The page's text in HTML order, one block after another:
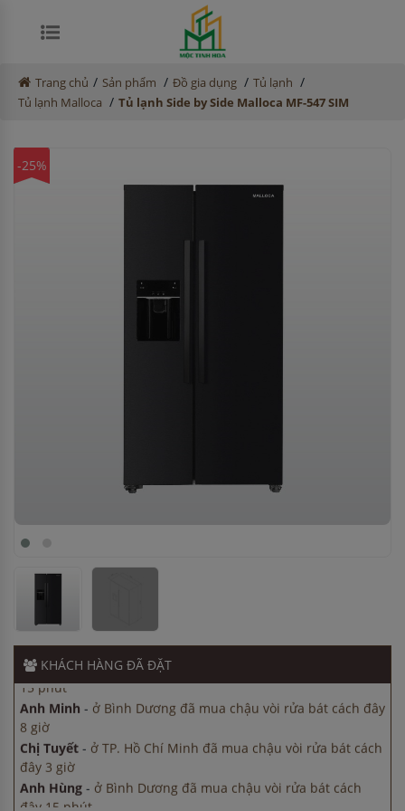
Trang chủ / Sản phẩm / Đồ gia dụng / Tủ lạnh /
Tủ lạnh Malloca / Tủ lạnh Side by Side Malloca MF-547 SIM
-25%
KHÁCH HÀNG ĐÃ ĐẶT
ở Bình Dương đã mua chậu vòi rửa bát cách đây
Chị Tuyết
Anh Hùng
đây 15 phút
Anh Tuấn - ở Bình Dương đã mua chậu vòi rửa bát cách đây
15 phút
Anh Minh
ở Bình Dương đã mua chậu vòi rửa bát cách đây
8 giờ
Chị Tuyết
ở TP. Hồ Chí Minh đã mua chậu vòi rửa bát cách
đây 3 giờ
Anh Hùng
ở Bình Dương đã mua chậu vòi rửa bát cách
đây 15 phút